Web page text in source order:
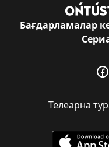
Бағдарламалар
Телеарна